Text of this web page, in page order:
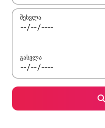
შესვლა
გასვლა